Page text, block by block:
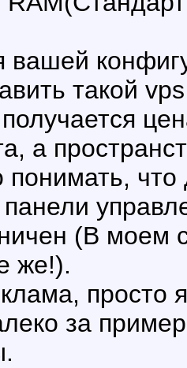
вашей
такой
получается
а
(В моем
же!).
просто
за